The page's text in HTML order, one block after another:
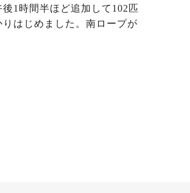
1時間半ほど追加して102匹
はじめました。南ロープが